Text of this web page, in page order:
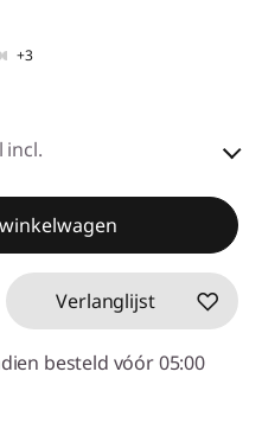
+3
incl.
Verlanglijst
besteld vóór 05:00